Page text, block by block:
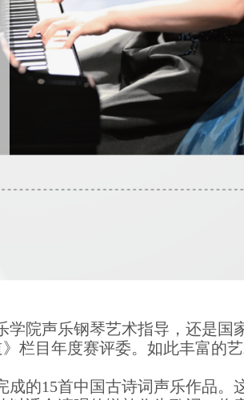
院声乐钢琴艺术指导，还是国
栏目年度赛评委。如此丰富的
的15首中国古诗词声乐作品